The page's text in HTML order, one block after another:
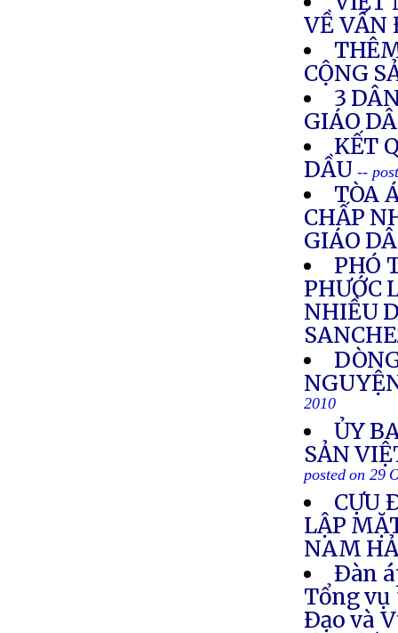
VỀ VẤN
CỘNG
3
GIÁO
KẾT
DẦU--
TÒA
CHẤP
GIÁO
PHÓ
PHƯỚC
NHIỀU
2010
ỦY
SẢN
posted on 29
CỰU
LẬP
NAM
Ðàn
Tổng
Ðạo và